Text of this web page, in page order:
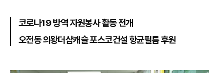
코로나19 방역 자원봉사 활동 전개
오전동 의왕더샵캐슬 포스코건설 항균필름 후원